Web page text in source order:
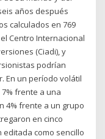
años después
calculados en 769
Centro Internacional
(Ciadi), y
podrían
En un período volátil
frente a una
4% frente a un grupo
en cinco
editada como sencillo